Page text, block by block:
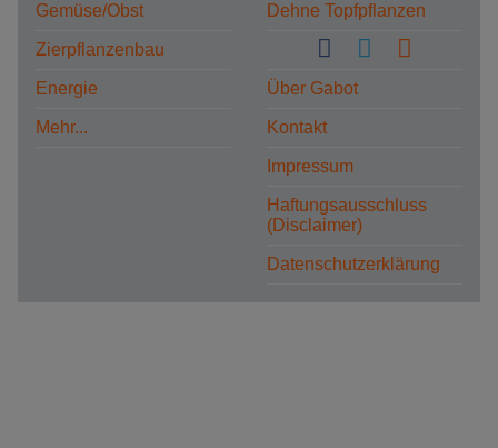
Gemüse/Obst
Zierpflanzenbau
Energie
Mehr...
Dehne Topfpflanzen
Über Gabot
Kontakt
Impressum
Haftungsausschluss
(Disclaimer)
Datenschutzerklärung